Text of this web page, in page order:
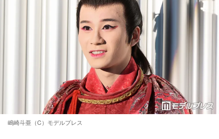
嶋崎斗亜（C）モデルプレス